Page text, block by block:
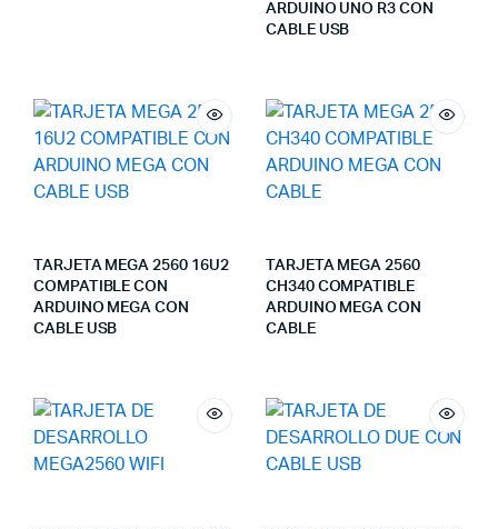
ARDUINO UNO R3 CON
CABLE USB
TARJETA MEGA 2560 16U2
COMPATIBLE CON
ARDUINO MEGA CON
CABLE USB
TARJETA MEGA 2560
CH340 COMPATIBLE
ARDUINO MEGA CON
CABLE